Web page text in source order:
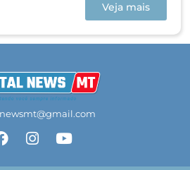
Veja mais